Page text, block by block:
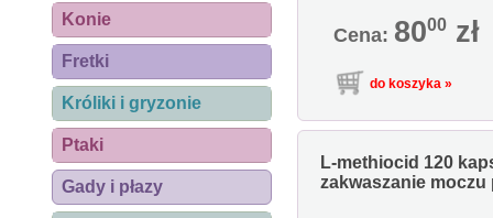
Konie
Fretki
Króliki i gryzonie
Ptaki
Gady i płazy
Cena: 8000zł
L-methiocid 120
zakwaszanie moczu